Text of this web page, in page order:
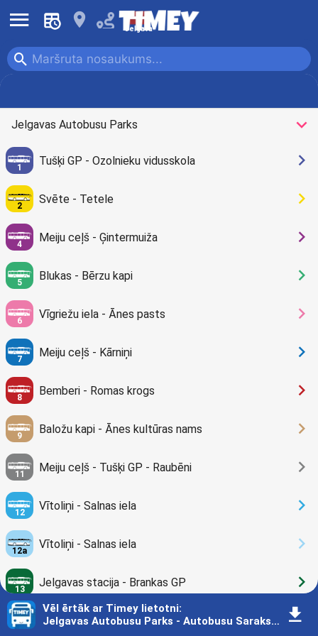
󰍜 󰍎 Jelgava
󰍉
Jelgavas Autobusu Parks 󰅀
1
Tušķi GP - Ozolnieku vidusskola 󰅂
2
Svēte - Tetele 󰅂
4
Meiju ceļš - Ģintermuiža 󰅂
5
Blukas - Bērzu kapi 󰅂
6
Vīgriežu iela - Ānes pasts 󰅂
7
Meiju ceļš - Kārniņi 󰅂
8
Bemberi - Romas krogs 󰅂
9
Baložu kapi - Ānes kultūras nams 󰅂
11
Meiju ceļš - Tušķi GP - Raubēni 󰅂
12
Vītoliņi - Salnas iela 󰅂
12a
Vītoliņi - Salnas iela 󰅂
13
Jelgavas stacija - Brankas GP 󰅂
14
Baložu kapi - Meiju ceļš 󰅂
Vēl ērtāk ar Timey lietotni:
Jelgavas Autobusu Parks - Autobusu Saraksts - Jelgava
󰇚